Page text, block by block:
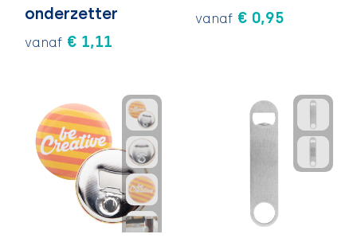
onderzetter
vanaf € 1,11
vanaf € 0,95